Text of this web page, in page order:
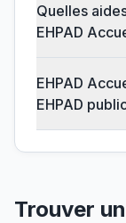
Quelles
EHPAD
EHPAD
EHPAD
Trouver